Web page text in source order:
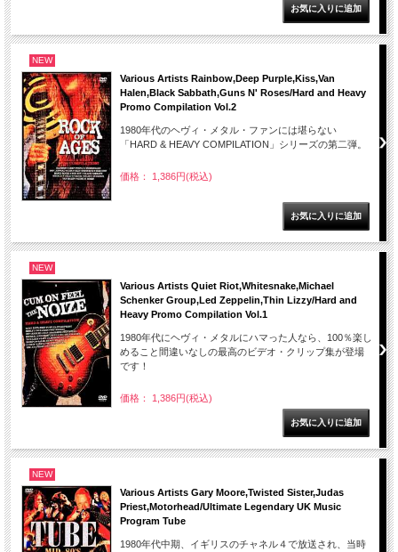
NEW
Various Artists Rainbow,Deep Purple,Kiss,Van
Halen,Black Sabbath,Guns N' Roses/Hard and Heavy
Promo Compilation Vol.2
1980年代のヘヴィ・メタル・ファンには堪らない
「HARD & HEAVY COMPILATION」シリーズの第二弾。
価格： 1,386円(税込)
NEW
Various Artists Quiet Riot,Whitesnake,Michael
Schenker Group,Led Zeppelin,Thin Lizzy/Hard and
Heavy Promo Compilation Vol.1
1980年代にヘヴィ・メタルにハマった人なら、100％楽し
めること間違いなしの最高のビデオ・クリップ集が登場
です！
価格： 1,386円(税込)
NEW
Various Artists Gary Moore,Twisted Sister,Judas
Priest,Motorhead/Ultimate Legendary UK Music
Program Tube
1980年代中期、イギリスのチャネル４で放送され、当時